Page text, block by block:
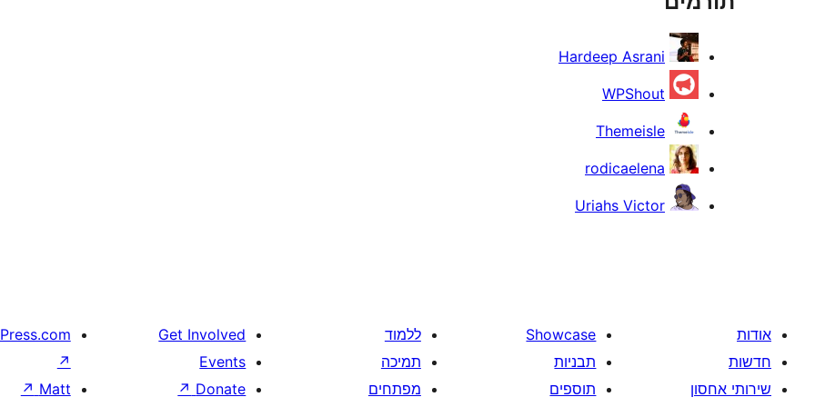
Hardeep Asrani
WPShout
Themeisle
rodicaelena
Uriahs Victor
אודות
חדשות
שירותי אחסון
Showcase
תבניות
תוספים
ללמוד
תמיכה
מפתחים
Get Involved
Events
Donate
↗
↗
Matt
↗